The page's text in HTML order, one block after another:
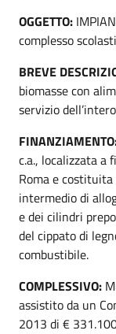
OGGETTO:
complesso
BREVE
biomasse con
servizio
c.a., localizzata a
Roma e
intermedio di
e dei cilindri
del cippato di
combustibile.
COMPLESSIVO:
assistito da un
2013 di €